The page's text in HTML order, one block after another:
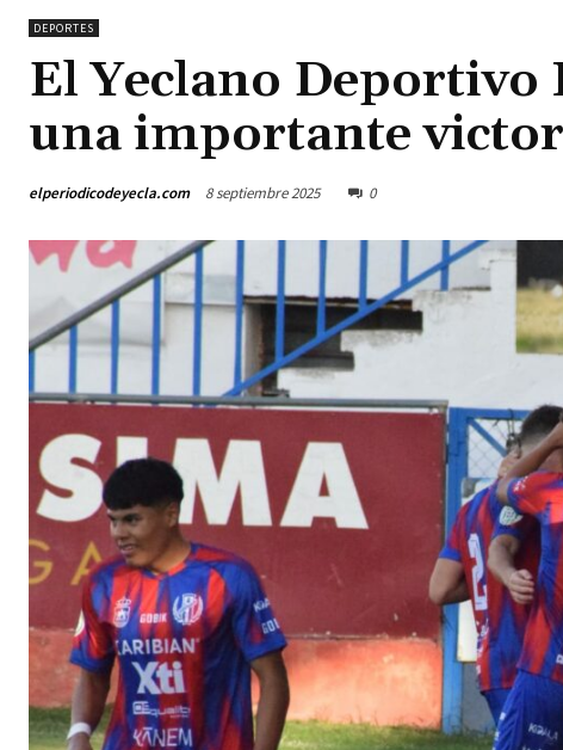
DEPORTES
El Yeclano Deportivo
una importante
elperiodicodeyecla.com 8 septiembre 2025 0